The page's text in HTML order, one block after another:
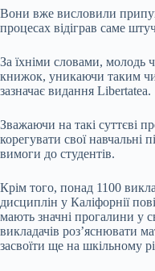
Вони вже висловили
процесах відіграв саме
За їхніми словами, молодь
книжок, уникаючи таким
зазначає видання Libertatea.
Зважаючи на такі суттєві
корегувати свої навчальні
вимоги до студентів.
Крім того, понад 1100
дисциплін у Каліфорнії
мають значні прогалини у
викладачів роз’яснювати
засвоїти ще на шкільному